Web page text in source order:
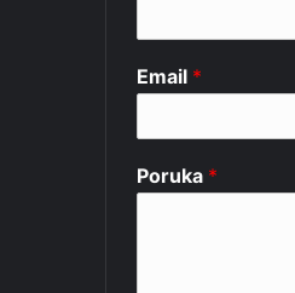
Email *
Poruka *